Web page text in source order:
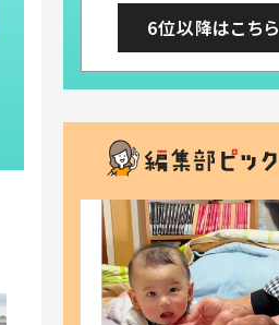
6位以降はこちら